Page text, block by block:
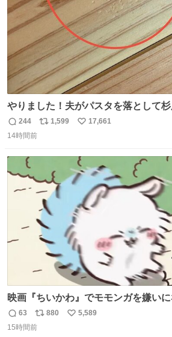
やりました！夫がパスタを落として
た！よかったーーー！ファーストぼこ
て！これで第二波いつでもいけます
は乾燥パスタに負けます。豆腐くらい
返
信
244
リ
数
1,599
い
数
17,661
14時間前
映画『ちいかわ』でモモンガを嫌い
も愛される理由と可能性 kai-you.net/
ちいかわ 人魚の島のひみつ』を3回観
返
信
63
リ
ポ
880
い
5,589
15時間前